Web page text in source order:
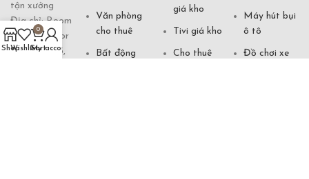
tận xưởng
Địa chỉ: Room
70861, 5 floor
of building 5,
Văn phòng
cho thuê
Bất động
giá kho
Tivi giá kho
Cho thuê
Máy hút bụi
ô tô
Đồ chơi xe
ShopWishlist
0
Cart
My account